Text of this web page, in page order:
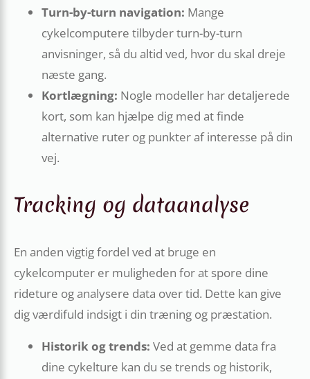
Turn-by-turn navigation: Mange
cykelcomputere tilbyder turn-by-turn
anvisninger, så du altid ved, hvor du skal dreje
næste gang.
Kortlægning: Nogle modeller har detaljerede
kort, som kan hjælpe dig med at finde
alternative ruter og punkter af interesse på din
vej.
Tracking og dataanalyse
En anden vigtig fordel ved at bruge en
cykelcomputer er muligheden for at spore dine
rideture og analysere data over tid. Dette kan give
dig værdifuld indsigt i din træning og præstation.
Historik og trends: Ved at gemme data fra
dine cykelture kan du se trends og historik,